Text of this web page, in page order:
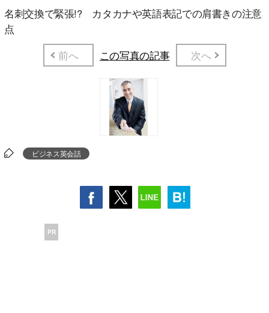
名刺交換で緊張!? カタカナや英語表記での肩書きの注意
点
前へ
この写真の記事 次へ
ビジネス英会話
PR